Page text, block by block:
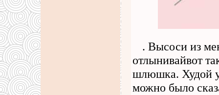
. Высоси из
отлынивайвот
шлюшка. Худой
можно было